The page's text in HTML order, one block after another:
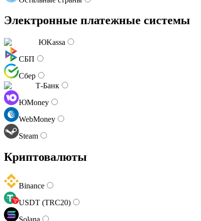
Электронные платежные системы
ЮKassa
СБП
Сбер
Т-Банк
ЮMoney
WebMoney
Steam
Криптовалюты
Binance
USDT (TRC20)